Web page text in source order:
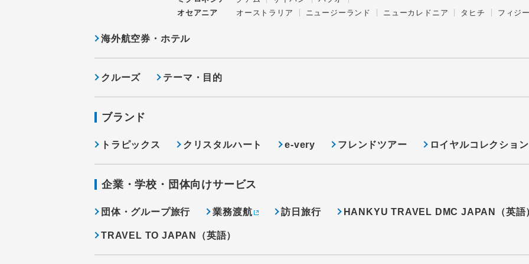
オセアニア
オーストラリア ニュージーランド ニューカレドニア タヒチ フィジ
海外航空券・ホテル
クルーズ テーマ・目的
ブランド
トラピックス クリスタルハート e-very フレンドツアー ロイヤルコレクション
企業・学校・団体向けサービス
団体・グループ旅行 業務渡航 訪日旅行 HANKYU TRAVEL DMC JAPAN（英語
TRAVEL TO JAPAN（英語）